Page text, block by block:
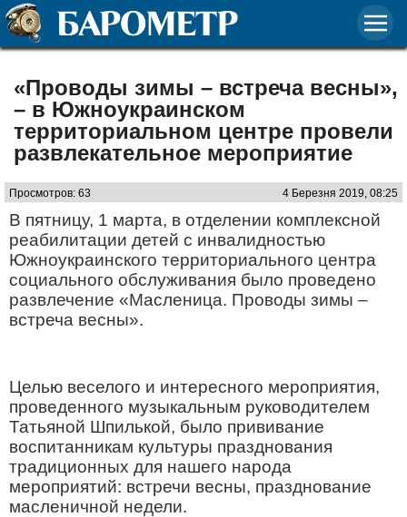
«Проводы зимы – встреча весны»,
– в Южноукраинском
территориальном центре провели
развлекательное мероприятие
Просмотров: 63 4 Березня 2019, 08:25
В пятницу, 1 марта, в отделении комплексной
реабилитации детей с инвалидностью
Южноукраинского территориального центра
социального обслуживания было проведено
развлечение «Масленица. Проводы зимы –
встреча весны».
Целью веселого и интересного мероприятия,
проведенного музыкальным руководителем
Татьяной Шпилькой, было прививание
воспитанникам культуры празднования
традиционных для нашего народа
мероприятий: встречи весны, празднование
масленичной недели.